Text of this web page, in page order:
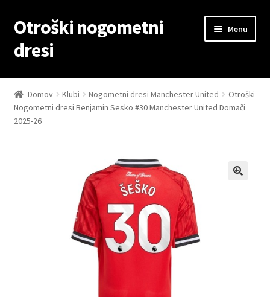
Skip
to
navigation
Skip
to
content
Otroški nogometni
dresi
Menu
Domov
Blog
Domov Klubi Nogometni dresi Manchester United
Otroški
Nogometni dresi Benjamin Sesko #30 Manchester United Domači
2025-26